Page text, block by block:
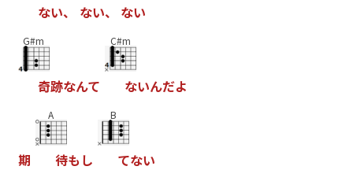
ない、 ない、 ない
G#m
奇跡なんて
C#m
ないんだよ
期
A
待もし
B
てない